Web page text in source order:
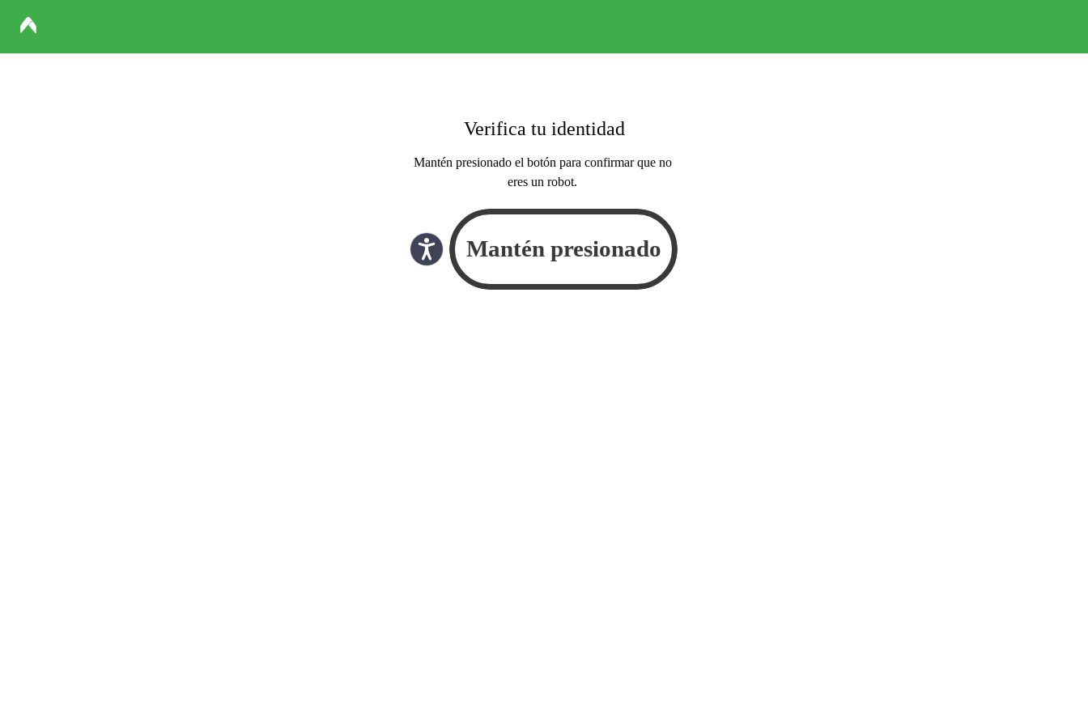
Verifica tu identidad
Mantén presionado el botón para confirmar que no
eres un robot.